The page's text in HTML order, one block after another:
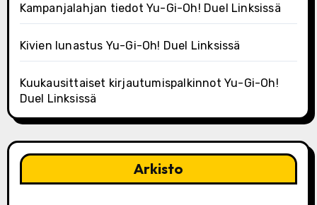
Kampanjalahjan tiedot Yu-Gi-Oh! Duel Linksissä
Kivien lunastus Yu-Gi-Oh! Duel Linksissä
Kuukausittaiset kirjautumispalkinnot Yu-Gi-Oh!
Duel Linksissä
Arkisto